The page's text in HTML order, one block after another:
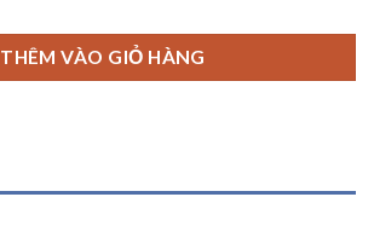
THÊM VÀO GIỎ HÀNG